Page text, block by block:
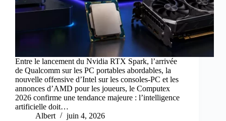
Entre le lancement du Nvidia RTX Spark, l’arrivée
de Qualcomm sur les PC portables abordables, la
nouvelle offensive d’Intel sur les consoles-PC et les
annonces d’AMD pour les joueurs, le Computex
2026 confirme une tendance majeure : l’intelligence
artificielle doit…
Albert
juin 4, 2026